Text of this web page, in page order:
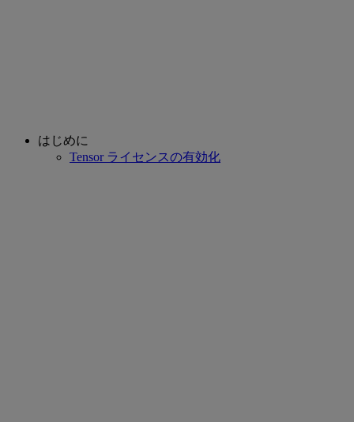
はじめに
Tensor ライセンスの有効化